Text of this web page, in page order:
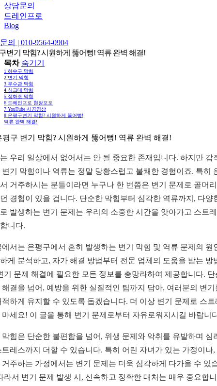
상담문의
드레인프로
Blog
의 | 010-9564-0904
변기 막힘? 시원하게 뚫어뻥! 역류 완벽 해결!
목차 숨기기
1 하수구 막힘
2 변기 막힘
3 우수관 막힘
4 싱크대 막힘
5 정화조 막힘
6 드레인프로 현장포토
7 YouTube 시공영상
8 은평구변기 막힘? 시원하게 뚫어뻥!
역류 완벽 해결!
평구 변기 막힘? 시원하게 뚫어뻥! 역류 완벽 해결!
우리 일상에서 없어서는 안 될 중요한 존재입니다. 하지만 갑
변기 막힘이나 역류는 정말 당황스럽고 불쾌한 경험이죠. 특히
거주하시는 분들이라면 누구나 한 번쯤은 변기 문제로 골머
경험이 있을 겁니다. 단순한 막힘부터 심각한 역류까지, 다양
발생하는 변기 문제는 우리의 소중한 시간을 앗아가고 스트
니다.
에서는 은평구에서 흔히 발생하는 변기 막힘 및 역류 문제의 원
게 분석하고, 자가 해결 방법부터 전문 업체의 도움을 받는 방
기 문제 해결에 필요한 모든 정보를 총망라하여 제공합니다. 단
해결을 넘어, 예방을 위한 실질적인 팁까지 담아, 여러분의 변기
적하게 유지할 수 있도록 돕겠습니다. 더 이상 변기 문제로 스트
마세요! 이 글을 통해 변기 문제로부터 자유로워지시길 바랍니
막힘은 단순한 불편함을 넘어, 위생 문제와 악취를 유발하며 심
트레스까지 더할 수 있습니다. 특히 어린 자녀가 있는 가정이나,
거주하는 가정에서는 변기 문제는 더욱 심각하게 다가올 수 있
라서 변기 문제 발생 시, 신속하고 정확한 대처는 매우 중요합